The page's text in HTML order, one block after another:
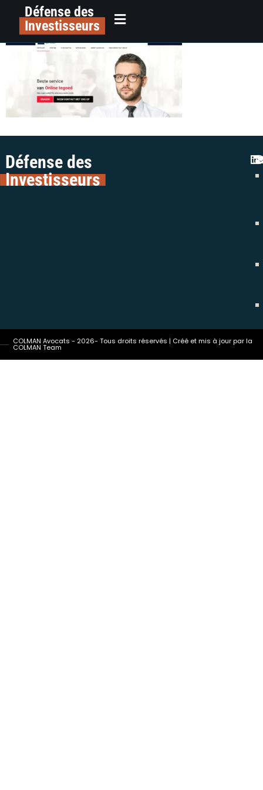
principalDéfense des
Investisseurs
Olav-Group
Défense des
Investisseurs
COLMAN Avocats - 2026- Tous droits réservés | Créé et mis à jour par la
COLMAN Team